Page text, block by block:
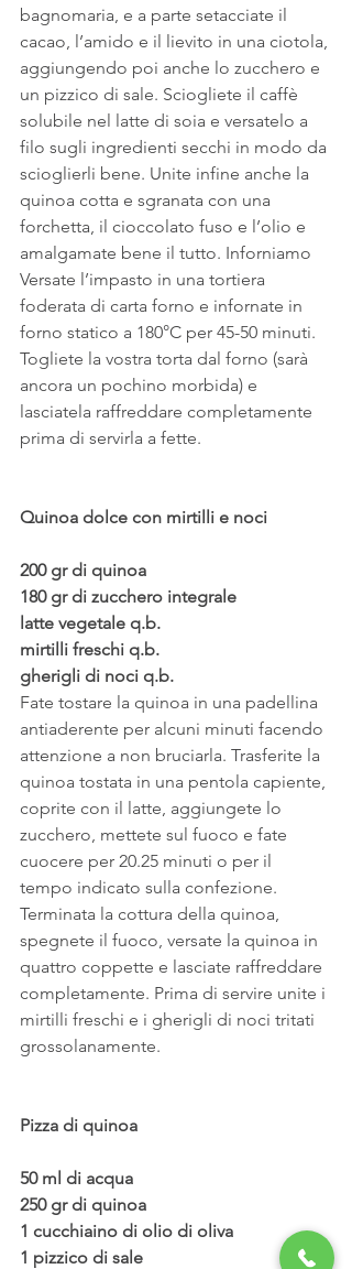
bagnomaria, e a parte setacciate il
cacao, l’amido e il lievito in una ciotola,
aggiungendo poi anche lo zucchero e
un pizzico di sale. Sciogliete il caffè
solubile nel latte di soia e versatelo a
filo sugli ingredienti secchi in modo da
scioglierli bene. Unite infine anche la
quinoa cotta e sgranata con una
forchetta, il cioccolato fuso e l’olio e
amalgamate bene il tutto. Inforniamo
Versate l’impasto in una tortiera
foderata di carta forno e infornate in
forno statico a 180°C per 45-50 minuti.
Togliete la vostra torta dal forno (sarà
ancora un pochino morbida) e
lasciatela raffreddare completamente
prima di servirla a fette.
Quinoa dolce con mirtilli e noci
200 gr di quinoa
180 gr di zucchero integrale
latte vegetale q.b.
mirtilli freschi q.b.
gherigli di noci q.b.
Fate tostare la quinoa in una padellina
antiaderente per alcuni minuti facendo
attenzione a non bruciarla. Trasferite la
quinoa tostata in una pentola capiente,
coprite con il latte, aggiungete lo
zucchero, mettete sul fuoco e fate
cuocere per 20.25 minuti o per il
tempo indicato sulla confezione.
Terminata la cottura della quinoa,
spegnete il fuoco, versate la quinoa in
quattro coppette e lasciate raffreddare
completamente. Prima di servire unite i
mirtilli freschi e i gherigli di noci tritati
grossolanamente.
Pizza di quinoa
50 ml di acqua
250 gr di quinoa
1 cucchiaino di olio di oliva
1 pizzico di sale